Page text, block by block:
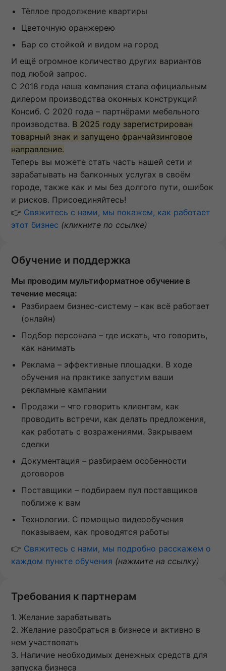
Тёплое продолжение квартиры
Цветочную оранжерею
Бар со стойкой и видом на город
И ещё огромное количество других вариантов
под любой запрос.
С 2018 года наша компания стала официальным
дилером производства оконных конструкций
Консиб. С 2020 года – партнёрами мебельного
производства. В 2025 году зарегистрирован
товарный знак и запущено франчайзинговое
направление.
Теперь вы можете стать часть нашей сети и
зарабатывать на балконных услугах в своём
городе, также как и мы без долгого пути, ошибок
и рисков. Присоединяйтесь!
👉 Свяжитесь с нами, мы покажем, как работает
этот бизнес (кликните по ссылке)
Обучение и поддержка
Мы проводим мультиформатное обучение в
течение месяца:
Разбираем бизнес-систему – как всё работает
(онлайн)
Подбор персонала – где искать, что говорить,
как нанимать
Реклама – эффективные площадки. В ходе
обучения на практике запустим ваши
рекламные кампании
Продажи – что говорить клиентам, как
проводить встречи, как делать предложения,
как работать с возражениями. Закрываем
сделки
Документация – разбираем особенности
договоров
Поставщики – подбираем пул поставщиков
поближе к вам
Технологии. С помощью видеообучения
показываем, как проводятся работы
👉 Свяжитесь с нами, мы подробно расскажем о
каждом пункте обучения (нажмите на ссылку)
Требования к партнерам
1. Желание зарабатывать
2. Желание разобраться в бизнесе и активно в
нем участвовать
3. Наличие необходимых денежных средств для
запуска бизнеса